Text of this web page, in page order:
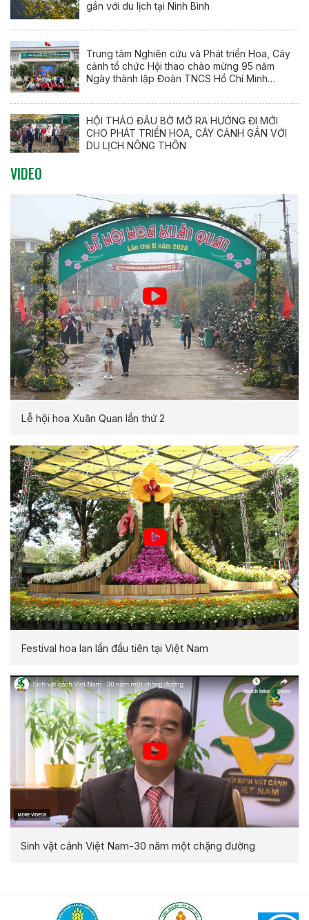
gắn với du lịch tại Ninh Bình
Trung tâm Nghiên cứu và Phát triển Hoa, Cây
cảnh tổ chức Hội thao chào mừng 95 năm
Ngày thành lập Đoàn TNCS Hồ Chí Minh
HỘI THẢO ĐẦU BỜ MỞ RA HƯỚNG ĐI MỚI
CHO PHÁT TRIỂN HOA, CÂY CẢNH GẮN VỚI
DU LỊCH NÔNG THÔN
VIDEO
Lễ hội hoa Xuân Quan lần thứ 2
Festival hoa lan lần đầu tiên tại Việt Nam
Sinh vật cảnh Việt Nam-30 năm một chặng đường